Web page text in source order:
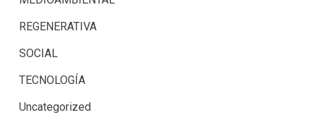
REGENERATIVA
SOCIAL
TECNOLOGÍA
Uncategorized